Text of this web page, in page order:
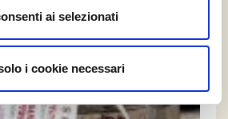
ai selezionati
i cookie necessari